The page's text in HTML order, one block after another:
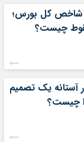
شاخص کل بورس؛
چیست؟
آستانه یک تصمیم
چیست؟